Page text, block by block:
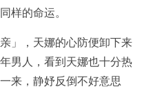
样的命运。
」，天娜的心防便卸下来
男人，看到天娜也十分热
来，静妤反倒不好意思